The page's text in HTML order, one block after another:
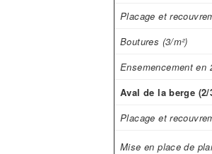
Placage et
Boutures (3/m²)
Ensemencement en
Aval de la berge (2/
Placage et
Mise en place de